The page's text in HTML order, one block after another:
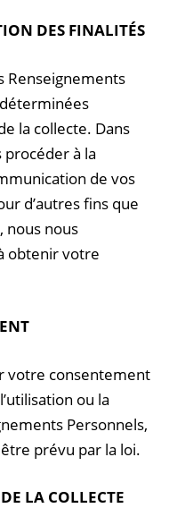
DES FINALITÉS
Renseignements
la collecte. Dans
procéder à la
de vos
d’autres fins que
nous nous
obtenir votre
votre consentement
ou la
Personnels,
prévu par la loi.
LA COLLECTE